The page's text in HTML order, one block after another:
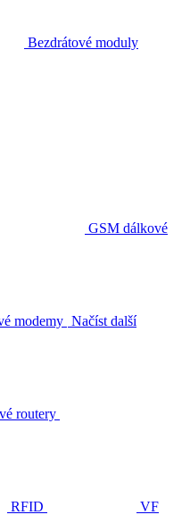
Bezdrátové moduly
GSM dálkové
modemy Načíst další
routery
RFID VF